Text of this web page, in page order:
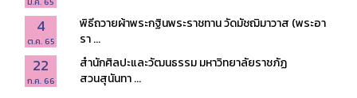
4
ต.ค. 65
พิธีถวายผ้าพระกฐินพระราชทาน วัดมัชฌิมาวาส (พระอา
รา ...
22
ก.ค. 66
สำนักศิลปะและวัฒนธรรม มหาวิทยาลัยราชภัฏ
สวนสุนันทา ...